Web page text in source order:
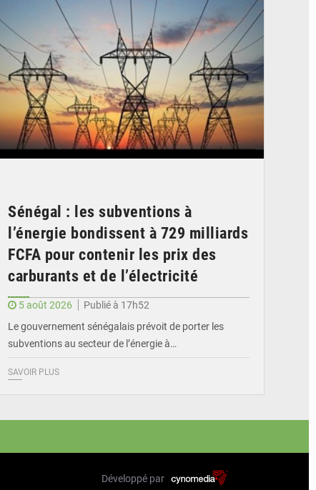
Sénégal : les subventions à
l’énergie bondissent à 729 milliards
FCFA pour contenir les prix des
carburants et de l’électricité
5 août 2026
Publié à 17h52
Le gouvernement sénégalais prévoit de porter les
subventions au secteur de l’énergie à…
SAVOIR PLUS
Développé par